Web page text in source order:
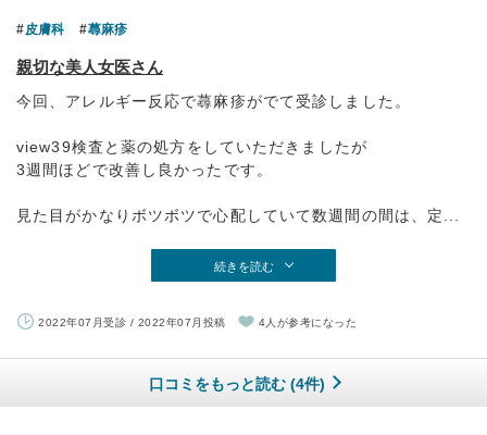
皮膚科 蕁麻疹
親切な美人女医さん
今回、アレルギー反応で蕁麻疹がでて受診しました。
view39検査と薬の処方をしていただきましたが
3週間ほどで改善し良かったです。
見た目がかなりボツボツで心配していて数週間の間は、定...
続きを読む
2022年07月受診 / 2022年07月投稿 4人が参考になった
口コミをもっと読む (4件)